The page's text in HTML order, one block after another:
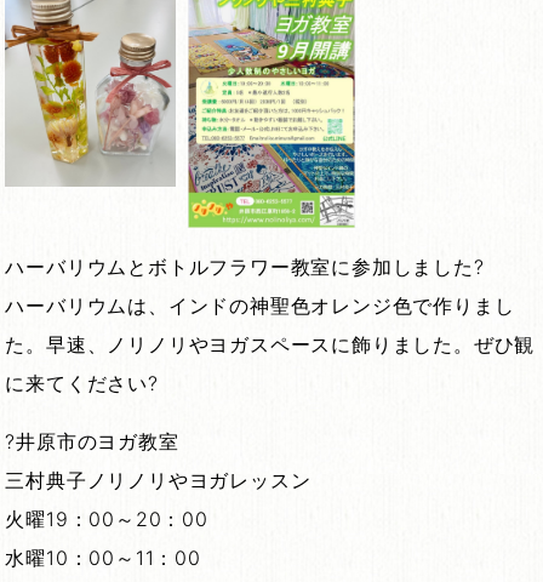
ハーバリウムとボトルフラワー教室に参加しました?
ハーバリウムは、インドの神聖色オレンジ色で作りまし
た。早速、ノリノリやヨガスペースに飾りました。ぜひ観
に来てください?
?井原市のヨガ教室
三村典子ノリノリやヨガレッスン
火曜19：00～20：00
水曜10：00～11：00